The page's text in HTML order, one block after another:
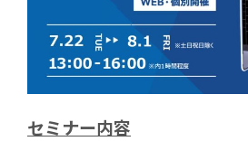
セミナー内容